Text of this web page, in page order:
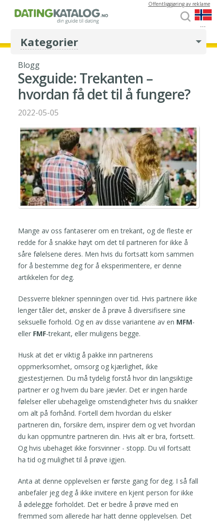
...
Offentliggjøring av reklame
Kategorier
Blogg
Sexguide: Trekanten –
hvordan få det til å fungere?
2022-05-05
Mange av oss fantaserer om en trekant, og de fleste er
redde for å snakke høyt om det til partneren for ikke å
såre følelsene deres. Men hvis du fortsatt kom sammen
for å bestemme deg for å eksperimentere, er denne
artikkelen for deg.
Dessverre blekner spenningen over tid. Hvis partnere ikke
lenger tåler det, ønsker de å prøve å diversifisere sine
seksuelle forhold. Og en av disse variantene av en MFM-
eller FMF-trekant, eller muligens begge.
Husk at det er viktig å pakke inn partnerens
oppmerksomhet, omsorg og kjærlighet, ikke
gjestestjernen. Du må tydelig forstå hvor din langsiktige
partner er og hvem du bare jævler. Det er ingen harde
følelser eller ubehagelige omstendigheter hvis du snakker
om alt på forhånd. Fortell dem hvordan du elsker
partneren din, forsikre dem, inspirer dem og vet hvordan
du kan oppmuntre partneren din. Hvis alt er bra, fortsett.
Og hvis ubehaget ikke forsvinner - stopp. Du vil fortsatt
ha tid og mulighet til å prøve igjen.
Anta at denne opplevelsen er første gang for deg. I så fall
anbefaler jeg deg å ikke invitere en kjent person for ikke
å ødelegge forholdet. Det er bedre å prøve med en
fremmed som allerede har hatt denne opplevelsen. Det